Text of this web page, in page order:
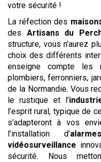
votre sécurité !
La réfection des
des Artisans du
structure, vous n’aurez
choix des différents
enseigne compte les
plombiers, ferronniers,
de la Normandie. Vous
le rustique et l’
l’esprit rural, typique de
s’adapteront à vos
l’installation d’alarmes
vidéosurveillance
sécurité. Nous